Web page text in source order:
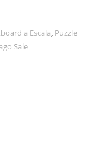
a Escala, Puzzle
Sale